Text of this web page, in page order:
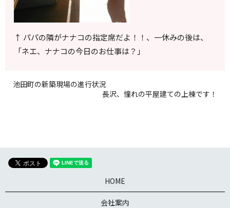
↑ パパの隣がナナコの指定席だよ！！、一休みの後は、
「ネエ、ナナコの今日のお仕事は？」
池田町の新築現場の進行状況
長沢、憧れの平屋建ての上棟です！
HOME
会社案内